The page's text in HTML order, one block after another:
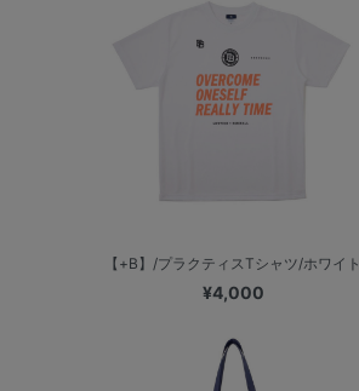
【+B】/プラクティスTシャツ/ホワイト
¥4,000